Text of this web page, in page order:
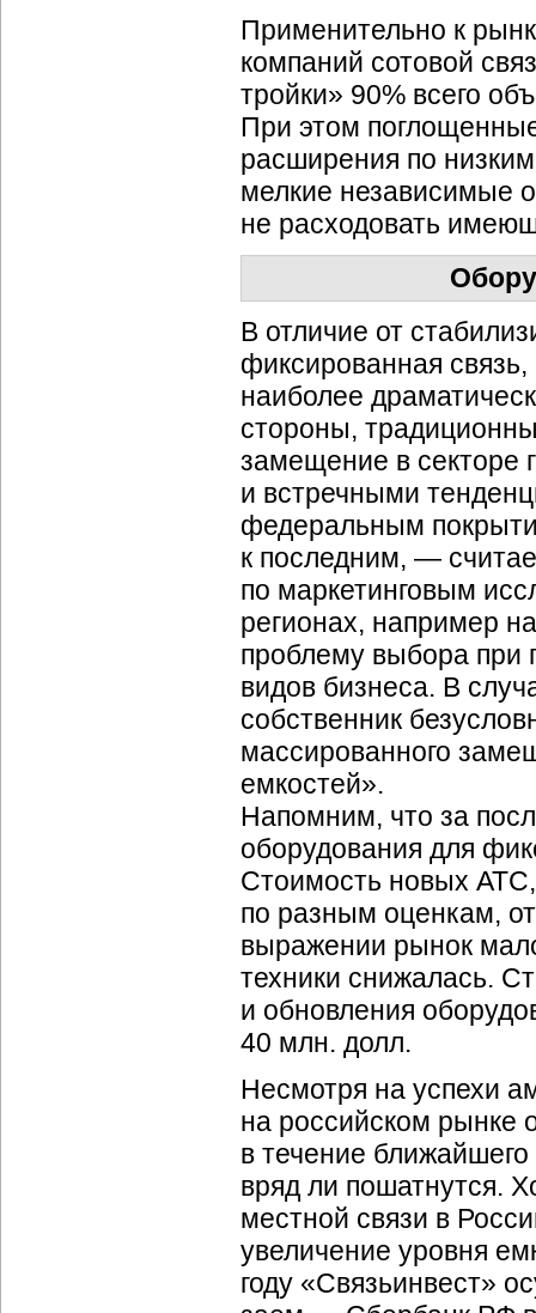
Применительно к
компаний сотовой
тройки» 90% всего
При этом
расширения по
мелкие независимые
не расходовать
В отличие от
фиксированная
наиболее
стороны,
замещение в секторе
и встречными
федеральным
к последним, —
по маркетинговым
регионах, например
проблему выбора при
видов бизнеса. В
собственник
массированного
емкостей».
Напомним, что за
оборудования для
Стоимость новых АТС,
по разным оценкам,
выражении рынок
техники снижалась.
и обновления
40 млн. долл.
Несмотря на успехи
на российском рынке
в течение
вряд ли пошатнутся.
местной связи в
увеличение уровня
году «Связьинвест»